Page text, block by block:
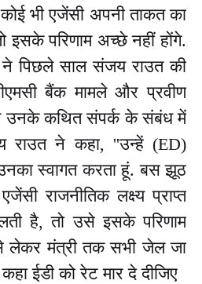
भी एजेंसी अपनी ताकत का
इसके परिणाम अच्छे नहीं होंगे.
ने पिछले साल संजय राउत की
बैंक मामले और प्रवीण
उनके कथित संपर्क के संबंध में
राउत ने कहा, ''उन्हें (ED)
स्वागत करता हूं. बस झूठ
राजनीतिक लक्ष्य प्राप्त
है, तो उसे इसके परिणाम
मंत्री तक सभी जेल जा
ईडी को रेट मार दे दीजिए